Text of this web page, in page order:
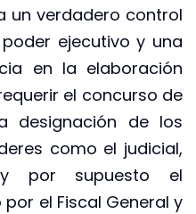
un verdadero control
ejecutivo y una
en la elaboración
el concurso de
designación de los
como el judicial,
y por supuesto el
el Fiscal General y